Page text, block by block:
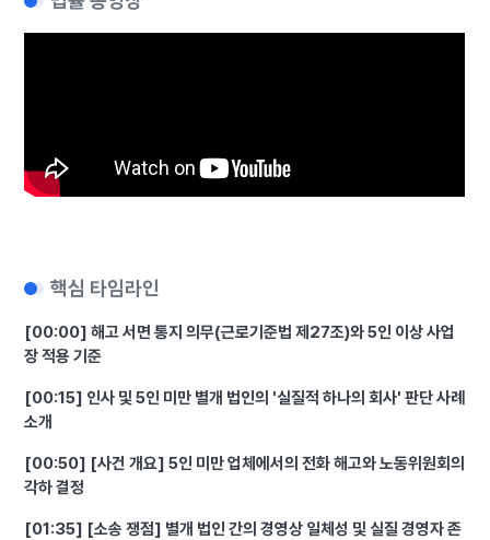
핵심 타임라인
[00:00] 해고 서면 통지 의무(근로기준법 제27조)와 5인 이상 사업
장 적용 기준
[00:15] 인사 및 5인 미만 별개 법인의 '실질적 하나의 회사' 판단 사례
소개
[00:50] [사건 개요] 5인 미만 업체에서의 전화 해고와 노동위원회의
각하 결정
[01:35] [소송 쟁점] 별개 법인 간의 경영상 일체성 및 실질 경영자 존